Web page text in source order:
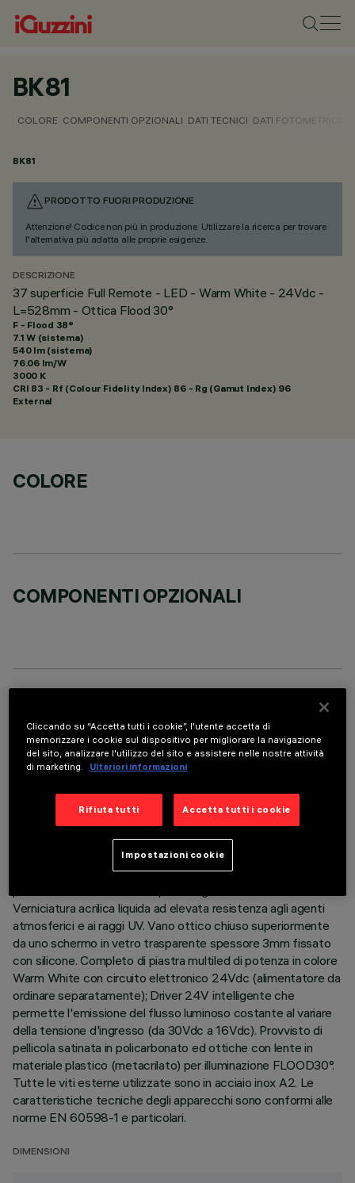
BK81
COLORE COMPONENTI OPZIONALI DATI TECNICI DATI FOTOMETRICI
BK81
PRODOTTO FUORI PRODUZIONE
Attenzione! Codice non più in produzione. Utilizzare la ricerca per trovare
l'alternativa più adatta alle proprie esigenze.
DESCRIZIONE
37 superficie Full Remote - LED - Warm White - 24Vdc -
L=528mm - Ottica Flood 30°
F - Flood 38°
7.1 W (sistema)
540 lm (sistema)
76.06 lm/W
3000 K
CRI 83 - Rf (Colour Fidelity Index) 86 - Rg (Gamut Index) 96
External
COLORE
COMPONENTI OPZIONALI
ULTIMO AGGIORNAMENTO: 03/08/2026
DESCRIZIONE
Apparecchio di illuminazione a luce diretta, finalizzato
all’impiego di sorgenti luminose LED monocromatici.
Installazione a plafone e parete. Costituito da corpo e
supporti per l’installazione (da ordinare separatamente).
Corpo in alluminio estruso, con testate di estremità in
Verniciatura acrilica liquida ad elevata resistenza agli agenti
atmosferici e ai raggi UV. Vano ottico chiuso superiormente
da uno schermo in vetro trasparente spessore 3mm fissato
con silicone. Completo di piastra multiled di potenza in colore
Warm White con circuito elettronico 24Vdc (alimentatore da
ordinare separatamente); Driver 24V intelligente che
permette l'emissione del flusso luminoso costante al variare
della tensione d'ingresso (da 30Vdc a 16Vdc). Provvisto di
pellicola satinata in policarbonato ed ottiche con lente in
materiale plastico (metacrilato) per illuminazione FLOOD30°.
Tutte le viti esterne utilizzate sono in acciaio inox A2. Le
caratteristiche tecniche degli apparecchi sono conformi alle
norme EN 60598-1 e particolari.
DIMENSIONI
Cliccando su “Accetta tutti i cookie”, l'utente accetta di
memorizzare i cookie sul dispositivo per migliorare la navigazione
del sito, analizzare l'utilizzo del sito e assistere nelle nostre attività
di marketing.
Ulteriori informazioni
Rifiuta tutti Accetta tutti i cookie
Impostazioni cookie